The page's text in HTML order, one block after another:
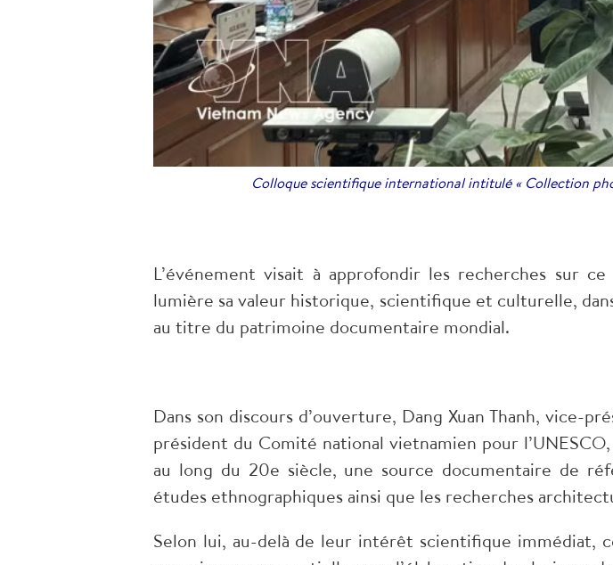
Colloque scientifique international intitulé « Collection
L’événement visait à approfondir les recherches sur
lumière sa valeur historique, scientifique et culturelle,
au titre du patrimoine documentaire mondial.
Dans son discours d’ouverture, Dang Xuan Thanh, vice-
président du Comité national vietnamien pour
au long du 20e siècle, une source documentaire de
études ethnographiques ainsi que les recherches
Selon lui, au-delà de leur intérêt scientifique immédiat,